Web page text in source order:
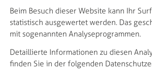
Beim Besuch dieser Website kann Ihr
statistisch ausgewertet werden. Das
mit sogenannten Analyseprogrammen.
Detaillierte Informationen zu diesen
finden Sie in der folgenden